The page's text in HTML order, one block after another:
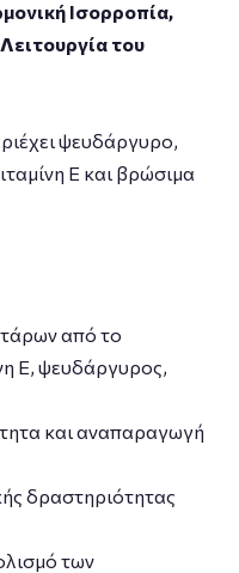
Ισορροπία,
του
ψευδάργυρο,
E και βρώσιμα
από το
Ε, ψευδάργυρος,
και αναπαραγωγή
δραστηριότητας
των